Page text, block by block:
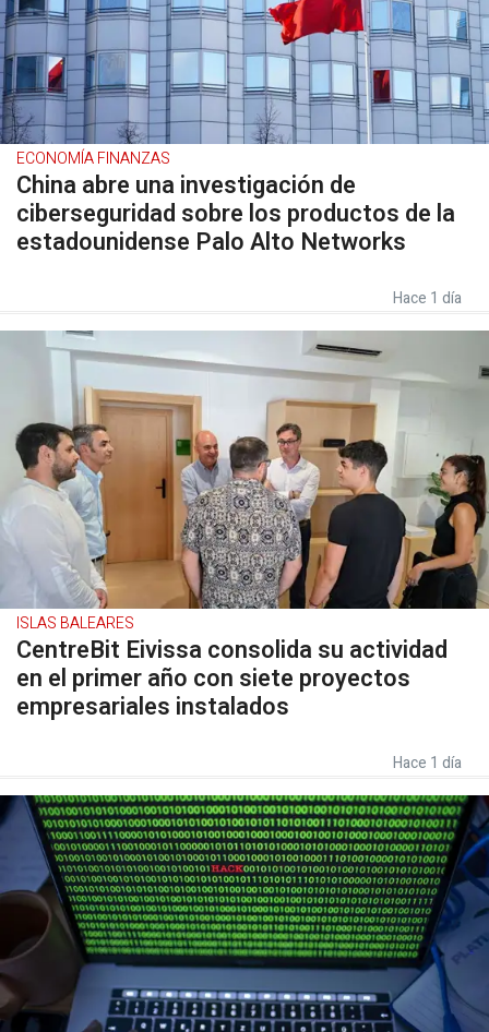
ECONOMÍA FINANZAS
China abre una investigación de
ciberseguridad sobre los productos de la
estadounidense Palo Alto Networks
Hace 1 día
ISLAS BALEARES
CentreBit Eivissa consolida su actividad
en el primer año con siete proyectos
empresariales instalados
Hace 1 día